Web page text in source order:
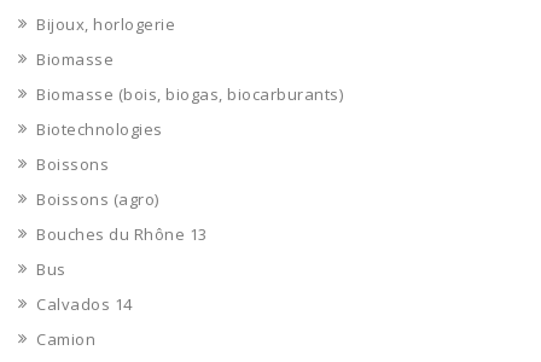
Bijoux, horlogerie
Biomasse
Biomasse (bois, biogas, biocarburants)
Biotechnologies
Boissons
Boissons (agro)
Bouches du Rhône 13
Bus
Calvados 14
Camion